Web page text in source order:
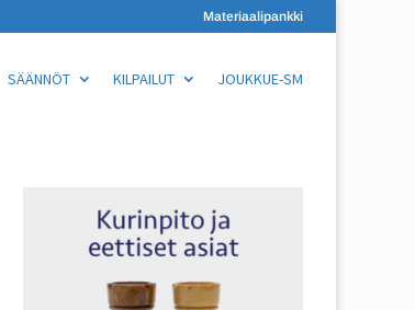
Materiaalipankki
SÄÄNNÖT KILPAILUT JOUKKUE-SM